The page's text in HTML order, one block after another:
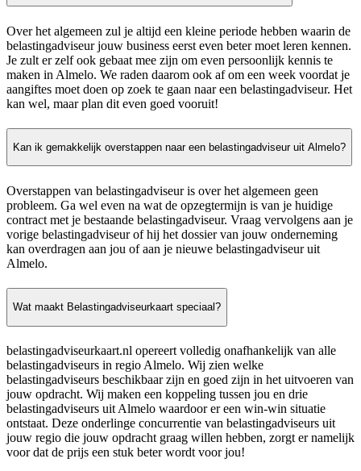
Over het algemeen zul je altijd een kleine periode hebben waarin de
belastingadviseur jouw business eerst even beter moet leren kennen.
Je zult er zelf ook gebaat mee zijn om even persoonlijk kennis te
maken in Almelo. We raden daarom ook af om een week voordat je
aangiftes moet doen op zoek te gaan naar een belastingadviseur. Het
kan wel, maar plan dit even goed vooruit!
Kan ik gemakkelijk overstappen naar een belastingadviseur uit Almelo?
Overstappen van belastingadviseur is over het algemeen geen
probleem. Ga wel even na wat de opzegtermijn is van je huidige
contract met je bestaande belastingadviseur. Vraag vervolgens aan je
vorige belastingadviseur of hij het dossier van jouw onderneming
kan overdragen aan jou of aan je nieuwe belastingadviseur uit
Almelo.
Wat maakt Belastingadviseurkaart speciaal?
belastingadviseurkaart.nl opereert volledig onafhankelijk van alle
belastingadviseurs in regio Almelo. Wij zien welke
belastingadviseurs beschikbaar zijn en goed zijn in het uitvoeren van
jouw opdracht. Wij maken een koppeling tussen jou en drie
belastingadviseurs uit Almelo waardoor er een win-win situatie
ontstaat. Deze onderlinge concurrentie van belastingadviseurs uit
jouw regio die jouw opdracht graag willen hebben, zorgt er namelijk
voor dat de prijs een stuk beter wordt voor jou!